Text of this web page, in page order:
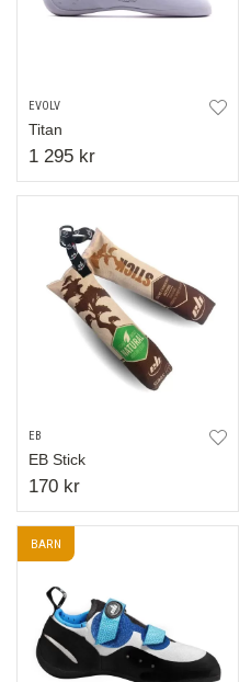
EVOLV
Titan
1 295 kr
EB
EB Stick
170 kr
BARN